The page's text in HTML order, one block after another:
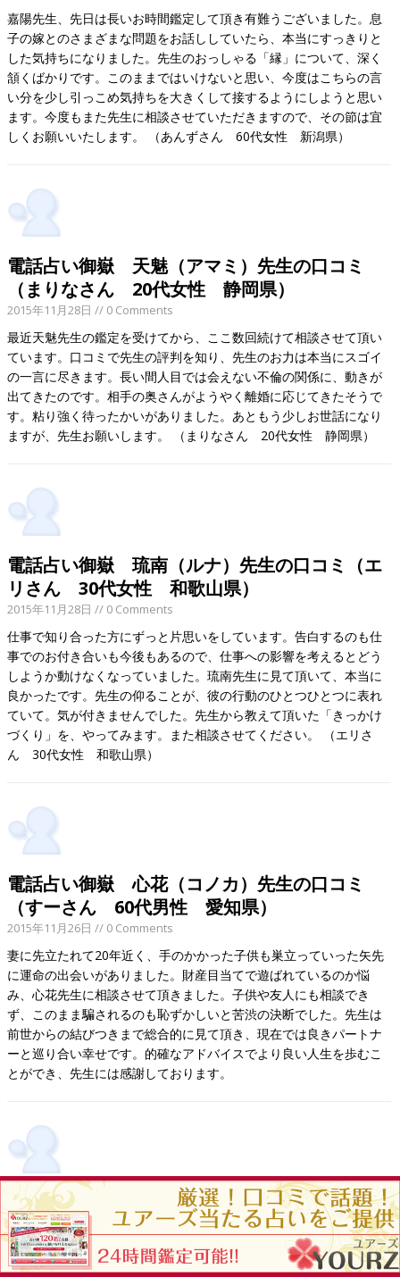
嘉陽先生、先日は長いお時間鑑定して頂き有難うございました。息
子の嫁とのさまざまな問題をお話ししていたら、本当にすっきりと
した気持ちになりました。先生のおっしゃる「縁」について、深く
頷くばかりです。このままではいけないと思い、今度はこちらの言
い分を少し引っこめ気持ちを大きくして接するようにしようと思い
ます。今度もまた先生に相談させていただきますので、その節は宜
しくお願いいたします。 （あんずさん 60代女性 新潟県）
電話占い御嶽 天魅（アマミ）先生の口コミ
（まりなさん 20代女性 静岡県）
2015年11月28日 // 0 Comments
最近天魅先生の鑑定を受けてから、ここ数回続けて相談させて頂い
ています。口コミで先生の評判を知り、先生のお力は本当にスゴイ
の一言に尽きます。長い間人目では会えない不倫の関係に、動きが
出てきたのです。相手の奥さんがようやく離婚に応じてきたそうで
す。粘り強く待ったかいがありました。あともう少しお世話になり
ますが、先生お願いします。 （まりなさん 20代女性 静岡県）
電話占い御嶽 琉南（ルナ）先生の口コミ（エ
リさん 30代女性 和歌山県）
2015年11月28日 // 0 Comments
仕事で知り合った方にずっと片思いをしています。告白するのも仕
事でのお付き合いも今後もあるので、仕事への影響を考えるとどう
しようか動けなくなっていました。琉南先生に見て頂いて、本当に
良かったです。先生の仰ることが、彼の行動のひとつひとつに表れ
ていて。気が付きませんでした。先生から教えて頂いた「きっかけ
づくり」を、やってみます。また相談させてください。 （エリさ
ん 30代女性 和歌山県）
電話占い御嶽 心花（コノカ）先生の口コミ
（すーさん 60代男性 愛知県）
2015年11月26日 // 0 Comments
妻に先立たれて20年近く、手のかかった子供も巣立っていった矢先
に運命の出会いがありました。財産目当てで遊ばれているのか悩
み、心花先生に相談させて頂きました。子供や友人にも相談でき
ず、このまま騙されるのも恥ずかしいと苦渋の決断でした。先生は
前世からの結びつきまで総合的に見て頂き、現在では良きパートナ
ーと巡り合い幸せです。的確なアドバイスでより良い人生を歩むこ
とができ、先生には感謝しております。
電話占い御嶽 夏妃（ナツヒ）先生の口コミ
（みわさん 40代女性 福島県）
2015年11月26日 // 0 Comments
30代からずっとシングルマザーで一人で生きていこうと強く思って